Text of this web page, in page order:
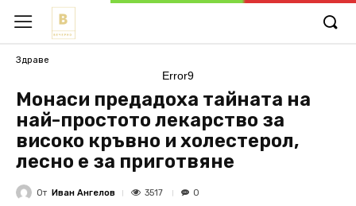
Здраве
Error9
Монаси предадоха тайната на
най-простото лекарство за
високо кръвно и холестерол,
лесно е за приготвяне
От Иван Ангелов 3517 0